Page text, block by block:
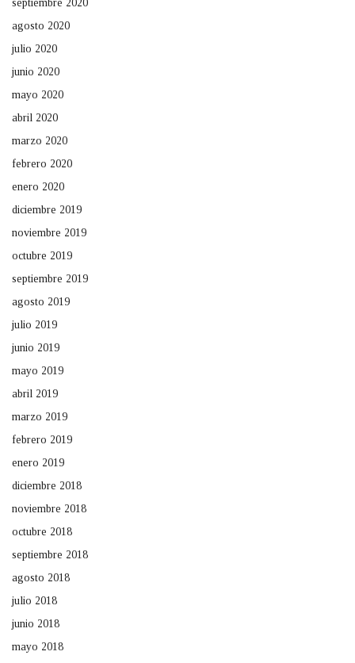
septiembre 2020
agosto 2020
julio 2020
junio 2020
mayo 2020
abril 2020
marzo 2020
febrero 2020
enero 2020
diciembre 2019
noviembre 2019
octubre 2019
septiembre 2019
agosto 2019
julio 2019
junio 2019
mayo 2019
abril 2019
marzo 2019
febrero 2019
enero 2019
diciembre 2018
noviembre 2018
octubre 2018
septiembre 2018
agosto 2018
julio 2018
junio 2018
mayo 2018